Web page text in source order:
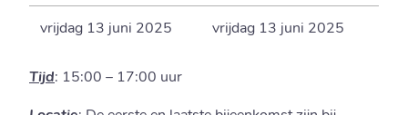
vrijdag 13 juni 2025 vrijdag 13 juni 2025
Tijd: 15:00 – 17:00 uur